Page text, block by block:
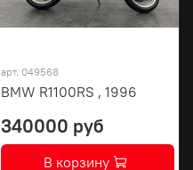
арт. 049568
BMW R1100RS , 1996
340000 руб
В корзину